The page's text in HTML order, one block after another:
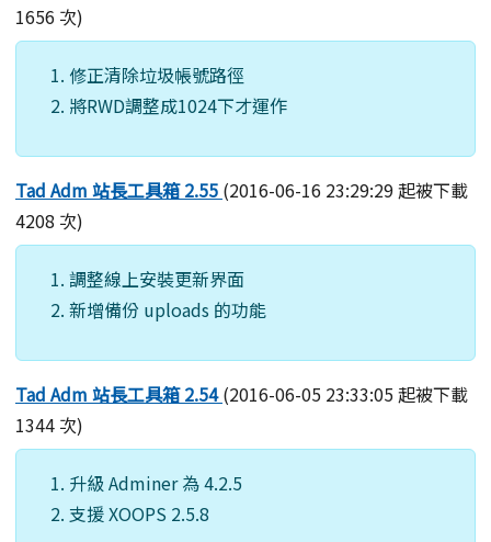
1656 次)
修正清除垃圾帳號路徑
將RWD調整成1024下才運作
Tad Adm 站長工具箱 2.55 (2016-06-16 23:29:29 起被下載
4208 次)
調整線上安裝更新界面
新增備份 uploads 的功能
Tad Adm 站長工具箱 2.54(2016-06-05 23:33:05 起被下載
1344 次)
升級 Adminer 為 4.2.5
支援 XOOPS 2.5.8